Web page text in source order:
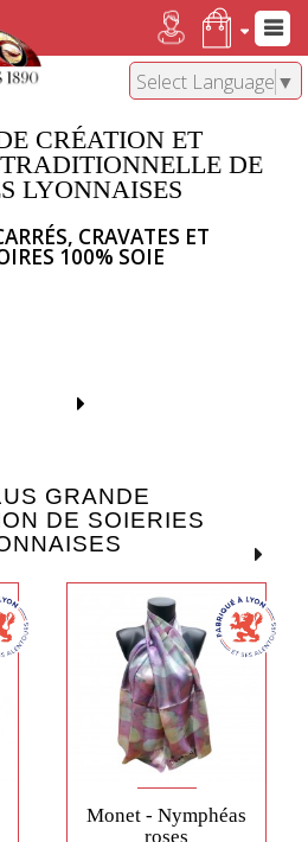
Select Language ▼
CRÉATION ET
DE
LYONNAISES
CRAVATES ET
100% SOIE
GRANDE
DE SOIERIES
Monet - Nymphéas
roses